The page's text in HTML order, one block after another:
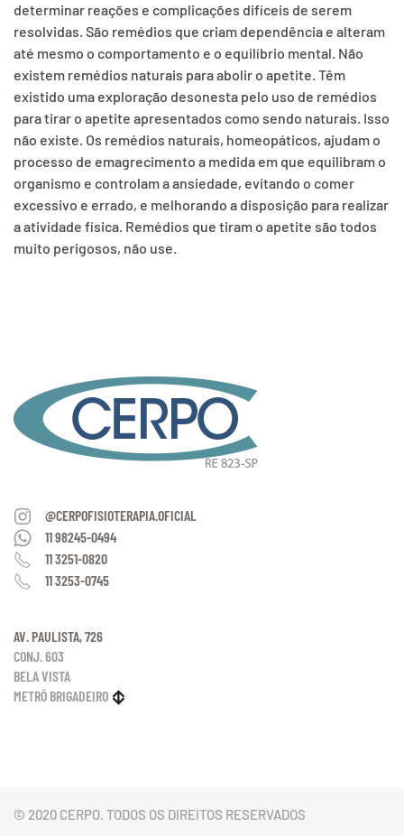
determinar reações e complicações difíceis de serem
resolvidas. São remédios que criam dependência e alteram
até mesmo o comportamento e o equilíbrio mental. Não
existem remédios naturais para abolir o apetite. Têm
existido uma exploração desonesta pelo uso de remédios
para tirar o apetite apresentados como sendo naturais. Isso
não existe. Os remédios naturais, homeopáticos, ajudam o
processo de emagrecimento a medida em que equilibram o
organismo e controlam a ansiedade, evitando o comer
excessivo e errado, e melhorando a disposição para realizar
a atividade física. Remédios que tiram o apetite são todos
muito perigosos, não use.
@CERPOFISIOTERAPIA.OFICIAL
11 98245-0494
11 3251-0820
11 3253-0745
AV. PAULISTA, 726
CONJ. 603
BELA VISTA
METRÔ BRIGADEIRO
© 2020 CERPO. TODOS OS DIREITOS RESERVADOS